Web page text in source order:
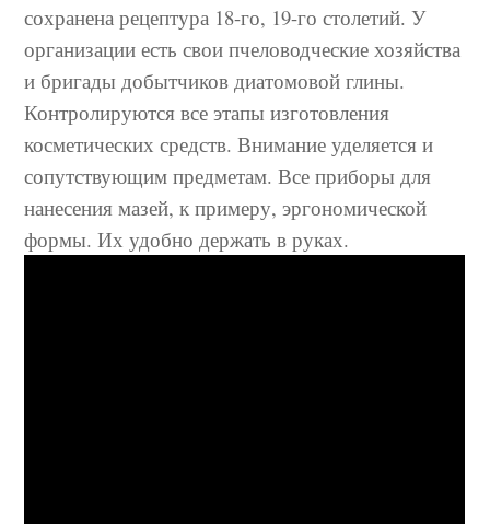
сохранена рецептура 18-го, 19-го столетий. У
организации есть свои пчеловодческие хозяйства
и бригады добытчиков диатомовой глины.
Контролируются все этапы изготовления
косметических средств. Внимание уделяется и
сопутствующим предметам. Все приборы для
нанесения мазей, к примеру, эргономической
формы. Их удобно держать в руках.